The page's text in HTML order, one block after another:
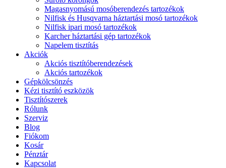
Magasnyomású mosóberendezés tartozékok
Nilfisk és Husqvarna háztartási mosó tartozékok
Nilfisk ipari mosó tartozékok
Karcher háztartási gép tartozékok
Napelem tisztítás
Akciók
Akciós tisztítóberendezések
Akciós tartozékok
Gépkölcsönzés
Kézi tisztító eszközök
Tisztítószerek
Rólunk
Szerviz
Blog
Fiókom
Kosár
Pénztár
Kapcsolat